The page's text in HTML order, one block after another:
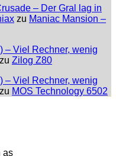
– Der Gral lag in
zu Maniac Mansion –
– Viel Rechner, wenig
zu Zilog Z80
– Viel Rechner, wenig
zu MOS Technology 6502
as